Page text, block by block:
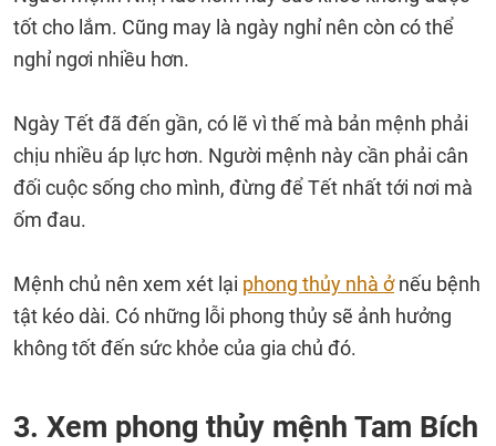
tốt cho lắm. Cũng may là ngày nghỉ nên còn có thể
nghỉ ngơi nhiều hơn.
Ngày Tết đã đến gần, có lẽ vì thế mà bản mệnh phải
chịu nhiều áp lực hơn. Người mệnh này cần phải cân
đối cuộc sống cho mình, đừng để Tết nhất tới nơi mà
ốm đau.
Mệnh chủ nên xem xét lại phong thủy nhà ởnếu bệnh
tật kéo dài. Có những lỗi phong thủy sẽ ảnh hưởng
không tốt đến sức khỏe của gia chủ đó.
3. Xem phong thủy mệnh Tam Bích